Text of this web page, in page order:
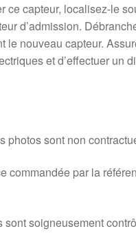
ce capteur, localisez-le
d’admission.
le nouveau capteur.
et d’effectuer un
photos sont non
commandée par la
soigneusement